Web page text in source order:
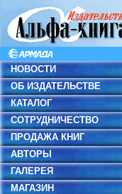
НОВОСТИ
ОБ ИЗДАТЕЛЬСТВЕ
КАТАЛОГ
СОТРУДНИЧЕСТВО
ПРОДАЖА КНИГ
АВТОРЫ
ГАЛЕРЕЯ
МАГАЗИН